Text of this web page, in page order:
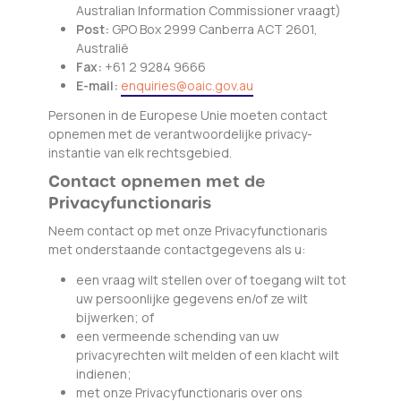
Australian Information Commissioner vraagt)
Post: GPO Box 2999 Canberra ACT 2601,
Australië
Fax: +61 2 9284 9666
E-mail: enquiries@oaic.gov.au
Personen in de Europese Unie moeten contact
opnemen met de verantwoordelijke privacy-
instantie van elk rechtsgebied.
Contact opnemen met de
Privacyfunctionaris
Neem contact op met onze Privacyfunctionaris
met onderstaande contactgegevens als u:
een vraag wilt stellen over of toegang wilt tot
uw persoonlijke gegevens en/of ze wilt
bijwerken; of
een vermeende schending van uw
privacyrechten wilt melden of een klacht wilt
indienen;
met onze Privacyfunctionaris over ons